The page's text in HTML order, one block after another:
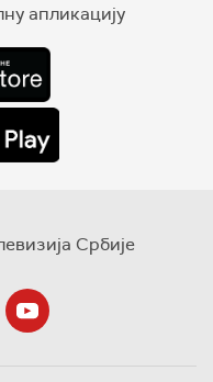
апликацију
Србије